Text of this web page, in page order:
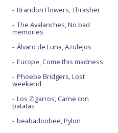
Brandon Flowers, Thrasher
The Avalanches, No bad
memories
Álvaro de Luna, Azulejos
Europe, Come this madness
Phoebe Bridgers, Lost
weekend
Los Zigarros, Carne con
patatas
beabadoobee, Pylon